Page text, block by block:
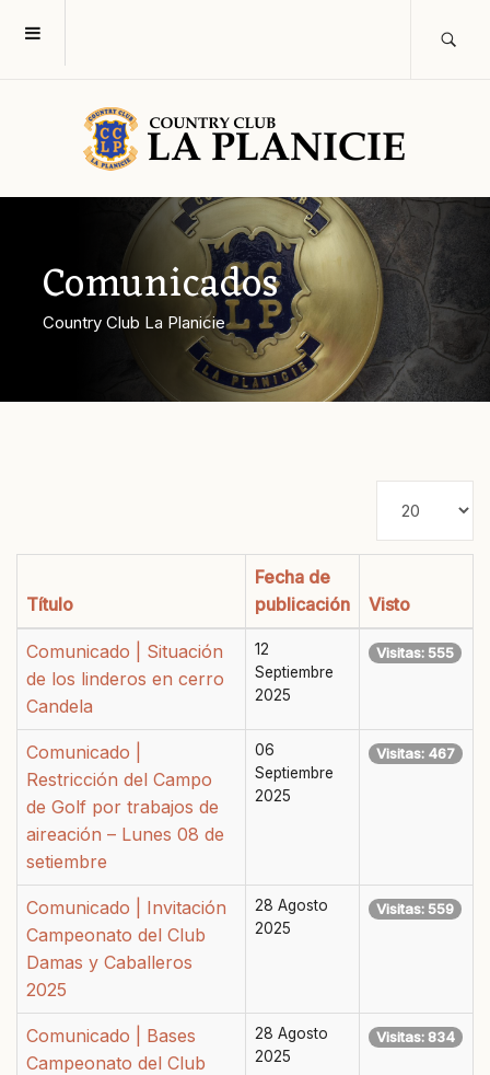
Comunicados
Country Club La Planicie
mostrar
Título
Fecha de
publicación
Visto
Comunicado | Situación
de los linderos en cerro
Candela
12
Septiembre
2025
Visitas: 555
Comunicado |
Restricción del Campo
de Golf por trabajos de
aireación – Lunes 08 de
setiembre
06
Septiembre
2025
Visitas: 467
Comunicado | Invitación
Campeonato del Club
Damas y Caballeros
2025
28 Agosto
2025
Visitas: 559
Comunicado | Bases
Campeonato del Club
28 Agosto
2025
Visitas: 834